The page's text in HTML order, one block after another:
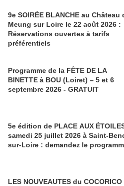
9e SOIRÉE BLANCHE au Château
Meung sur Loire le 22 août 2026 :
Réservations ouvertes à tarifs
préférentiels
Programme de la FÊTE DE LA
BINETTE à BOU (Loiret) – 5 et 6
septembre 2026 - GRATUIT
5e édition de PLACE AUX
samedi 25 juillet 2026 à Saint-
sur-Loire : demandez le
LES NOUVEAUTES du COCORICO